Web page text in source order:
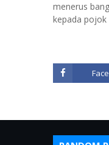
menerus
kepada pojok